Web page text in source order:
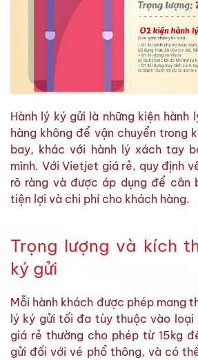
Hành lý ký gửi là những kiện hành
hàng không để vận chuyển trong
bay, khác với hành lý xách tay
mình. Với Vietjet giá rẻ, quy định
rõ ràng và được áp dụng để cân
tiện lợi và chi phí cho khách hàng.
Trọng lượng và kích
ký gửi
Mỗi hành khách được phép mang
lý ký gửi tối đa tùy thuộc vào loại
giá rẻ thường cho phép từ 15kg
gửi đối với vé phổ thông, và có